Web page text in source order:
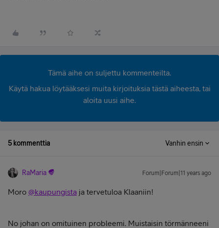
Tämä aihe on suljettu kommenteilta.
Käytä hakua löytääksesi muita kirjoituksia tästä aiheesta, tai
aloita uusi aihe.
5 kommenttia Vanhin ensin
RaMaria Forum|Forum|11 years ago
Moro @kaupungista ja tervetuloa Klaaniin!
No johan on omituinen probleemi. Muistaisin törmänneeni